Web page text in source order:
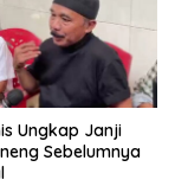
Ungkap Janji
Sebelumnya